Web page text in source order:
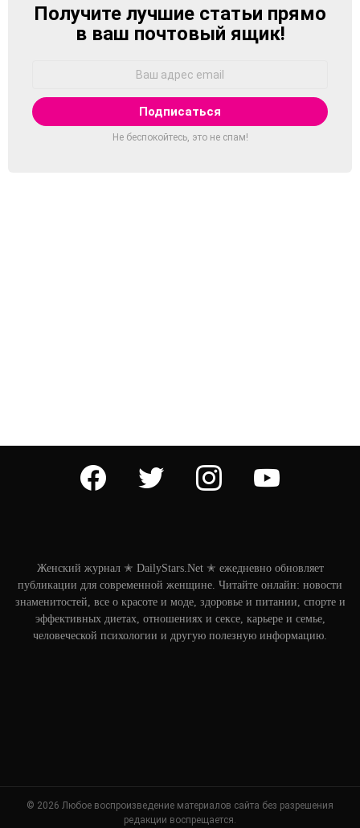
NEWSLETTER
Получите лучшие статьи прямо
в ваш почтовый ящик!
Не беспокойтесь, это не спам!
facebook twitter instagram youtube
Женский журнал ✭ DailyStars.Net ✭ ежедневно обновляет
публикации для современной женщине. Читайте онлайн: новости
знаменитостей, все о красоте и моде, здоровье и питании, спорте и
эффективных диетах, отношениях и сексе, карьере и семье,
человеческой психологии и другую полезную информацию.
© 2026 Любое воспроизведение материалов сайта без разрешения
редакции воспрещается.